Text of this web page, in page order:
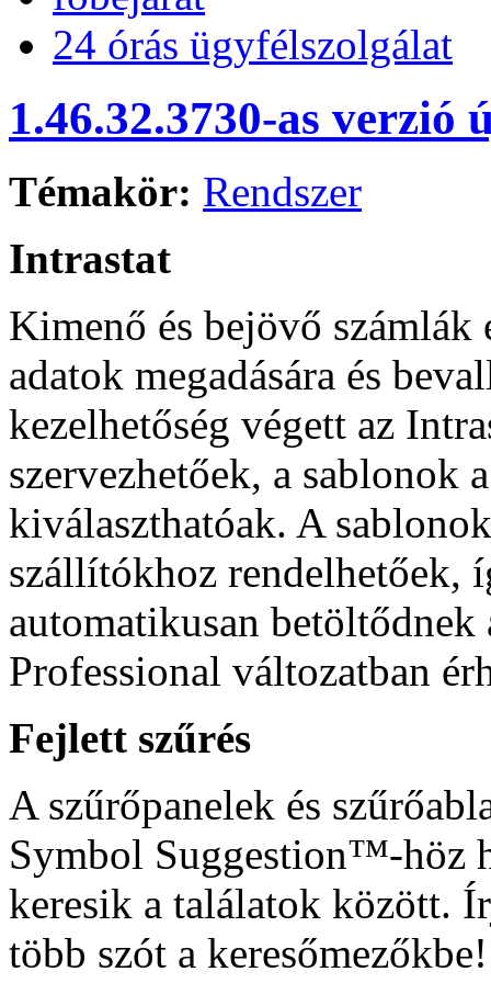
24 órás ügyfélszolgálat
1.46.32.3730-as verzió
Témakör: Rendszer
Intrastat
Kimenő és bejövő számlák
adatok megadására és
kezelhetőség végett az
szervezhetőek, a sablonok
kiválaszthatóak. A
szállítókhoz rendelhetőek,
automatikusan betöltődnek
Professional változatban
Fejlett szűrés
A szűrőpanelek és
Symbol Suggestion™-höz
keresik a találatok között.
több szót a